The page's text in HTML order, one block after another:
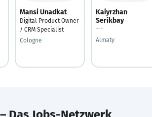
Mansi Unadkat
Digital Product Owner
/ CRM Specialist
Cologne
Kaiyrzhan
Serikbay
---
Almaty